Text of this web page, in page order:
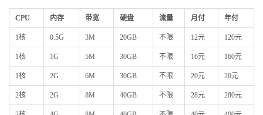
CPU 内存 带宽 硬盘 流量 月付 年付
1核 0.5G 3M 20GB 不限 12元 120元
1核 1G 5M 30GB 不限 16元 160元
1核 2G 6M 30GB 不限 20元 20元
2核 2G 8M 40GB 不限 28元 280元